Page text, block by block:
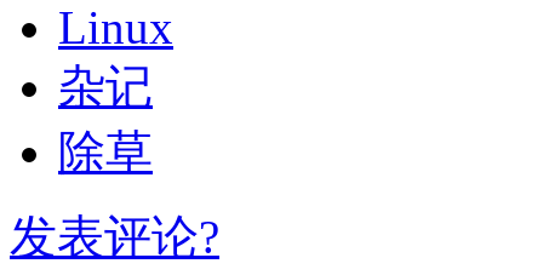
Linux
杂记
除草
发表评论?